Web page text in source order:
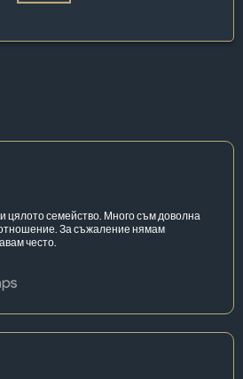
семейство. Много съм доволна
отношение. За съжаление нямам
често.